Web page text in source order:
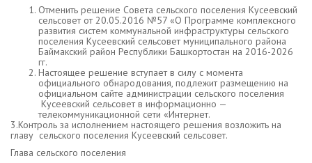
Отменить решение Совета сельского поселения Кусеевский
сельсовет от 20.05.2016 №57 «О Программе комплексного
развития систем коммунальной инфраструктуры сельского
поселения Кусеевский сельсовет муниципального района
Баймакский район Республики Башкортостан на 2016-2026
гг.
Настоящее решение вступает в силу с момента
официального обнародования, подлежит размещению на
официальном сайте администрации сельского поселения
Кусеевский сельсовет в информационно —
телекоммуникационной сети «Интернет.
3.Контроль за исполнением настоящего решения возложить на
главу сельского поселения Кусеевский сельсовет.
Глава сельского поселения